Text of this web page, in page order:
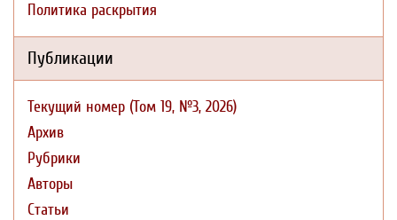
Политика раскрытия
Публикации
Текущий номер (Том 19, №3, 2026)
Архив
Рубрики
Авторы
Статьи